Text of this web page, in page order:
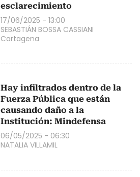
esclarecimiento
17/06/2025 - 13:00
SEBASTIÁN BOSSA CASSIANI
Cartagena
Hay infiltrados dentro de la
Fuerza Pública que están
causando daño a la
Institución: Mindefensa
06/05/2025 - 06:30
NATALIA VILLAMIL